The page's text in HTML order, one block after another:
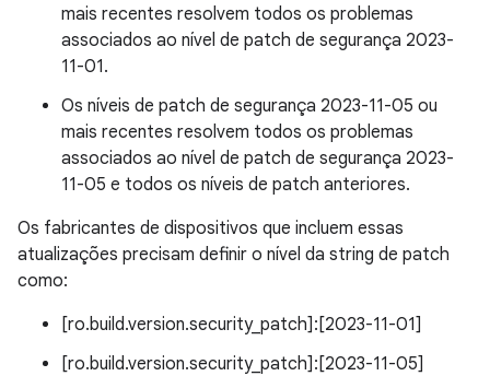
mais recentes resolvem todos os problemas
associados ao nível de patch de segurança 2023-
11-01.
Os níveis de patch de segurança 2023-11-05 ou
mais recentes resolvem todos os problemas
associados ao nível de patch de segurança 2023-
11-05 e todos os níveis de patch anteriores.
Os fabricantes de dispositivos que incluem essas
atualizações precisam definir o nível da string de patch
como:
[ro.build.version.security_patch]:[2023-11-01]
[ro.build.version.security_patch]:[2023-11-05]